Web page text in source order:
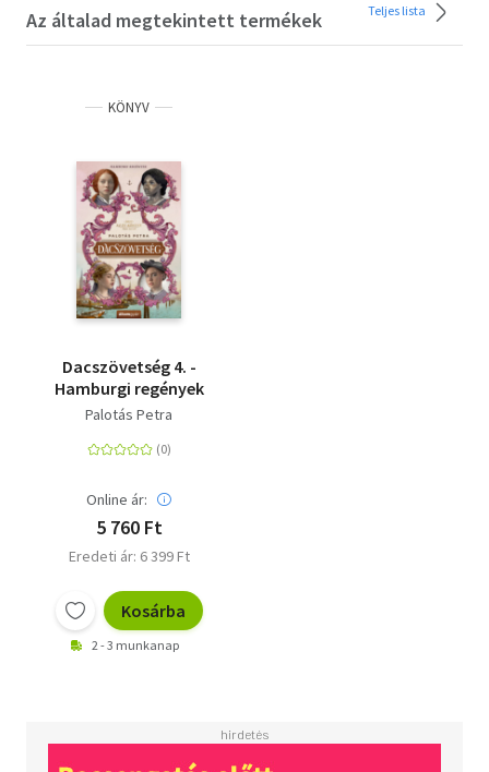
Az általad megtekintett termékek Teljes lista
KÖNYV
Dacszövetség 4. -
Hamburgi regények
Palotás Petra
Online ár:
5 760 Ft
Eredeti ár: 6 399 Ft
Kosárba
2 - 3 munkanap